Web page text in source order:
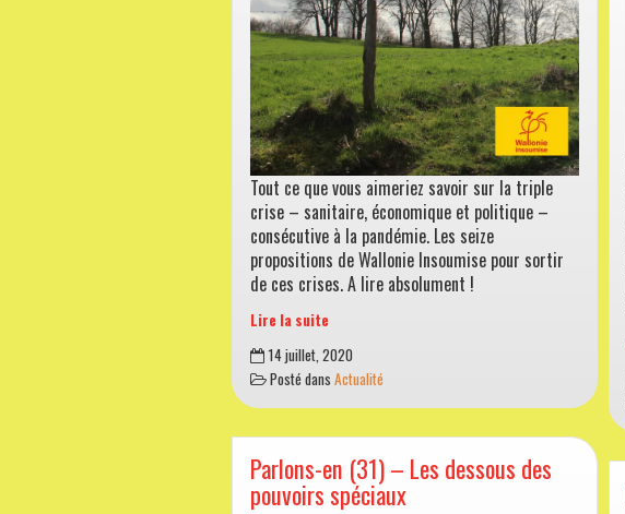
Tout ce que vous aimeriez savoir sur la triple
crise – sanitaire, économique et politique –
consécutive à la pandémie. Les seize
propositions de Wallonie Insoumise pour sortir
de ces crises. A lire absolument !
Lire la suite
La
Wallonie
veut
vivre
14 juillet, 2020
Posté dans Actualité
Parlons-en (31) – Les dessous des
pouvoirs spéciaux